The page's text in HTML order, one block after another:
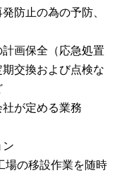
防止の為の予防、
計画保全（応急処置
交換および点検な
が定める業務
場の移設作業を随時